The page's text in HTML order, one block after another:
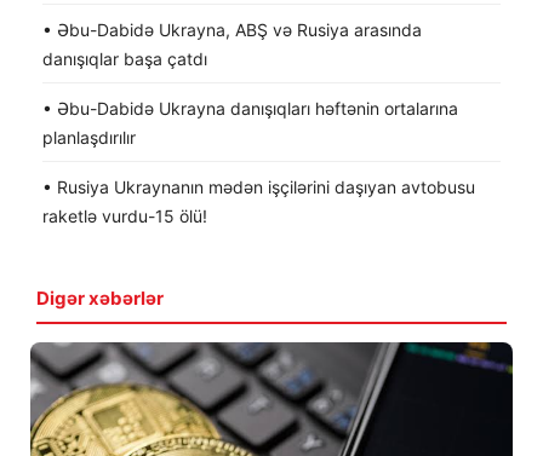
• Əbu-Dabidə Ukrayna, ABŞ və Rusiya arasında
danışıqlar başa çatdı
• Əbu-Dabidə Ukrayna danışıqları həftənin ortalarına
planlaşdırılır
• Rusiya Ukraynanın mədən işçilərini daşıyan avtobusu
raketlə vurdu-15 ölü!
Digər xəbərlər